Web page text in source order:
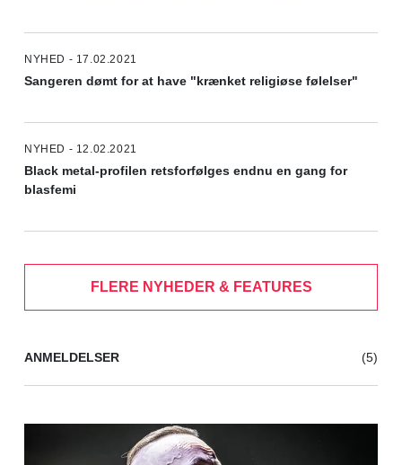
NYHED - 17.02.2021
Sangeren dømt for at have "krænket religiøse følelser"
NYHED - 12.02.2021
Black metal-profilen retsforfølges endnu en gang for
blasfemi
FLERE NYHEDER & FEATURES
ANMELDELSER (5)